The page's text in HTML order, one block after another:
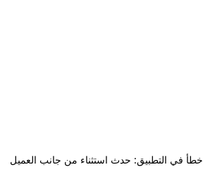
خطأ في التطبيق: حدث استثناء من جانب العميل